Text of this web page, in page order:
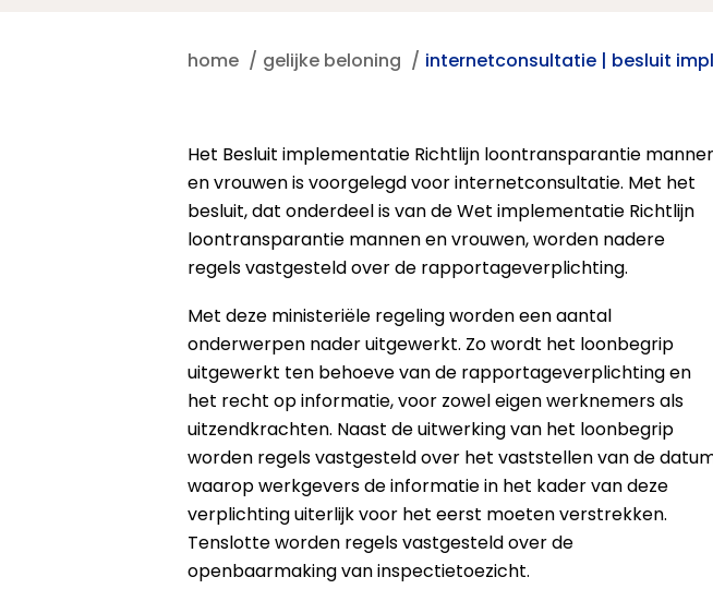
home gelijke beloning internetconsultatie | besluit
Het Besluit implementatie Richtlijn loontransparantie
en vrouwen is voorgelegd voor internetconsultatie. Met het
besluit, dat onderdeel is van de Wet implementatie Richtlijn
loontransparantie mannen en vrouwen, worden nadere
regels vastgesteld over de rapportageverplichting.
Met deze ministeriële regeling worden een aantal
onderwerpen nader uitgewerkt. Zo wordt het loonbegrip
uitgewerkt ten behoeve van de rapportageverplichting en
het recht op informatie, voor zowel eigen werknemers als
uitzendkrachten. Naast de uitwerking van het loonbegrip
worden regels vastgesteld over het vaststellen van de
waarop werkgevers de informatie in het kader van deze
verplichting uiterlijk voor het eerst moeten verstrekken.
Tenslotte worden regels vastgesteld over de
openbaarmaking van inspectietoezicht.